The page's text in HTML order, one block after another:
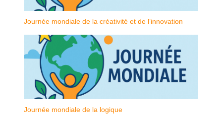
Journée mondiale de la créativité et de l’innovation
Journée mondiale de la logique